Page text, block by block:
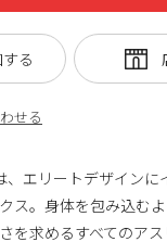
せる
る
、エリートデザイン
ス。身体を包み込む
を求めるすべてのア